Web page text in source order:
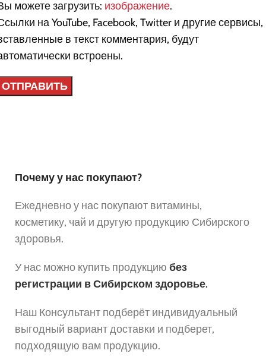
можете загрузить: изображение.
на YouTube, Facebook, Twitter и другие сервисы,
в текст комментария, будут
встроены.
Почему у нас покупают?
Ежедневно у нас покупают витамины,
косметику, чай и другую продукцию Сибирского
здоровья.
У нас можно купить продукцию без
регистрации в Сибирском здоровье.
Наш Консультант подберёт индивидуальный
выгодный вариант доставки и подберет,
подходящую вам продукцию.